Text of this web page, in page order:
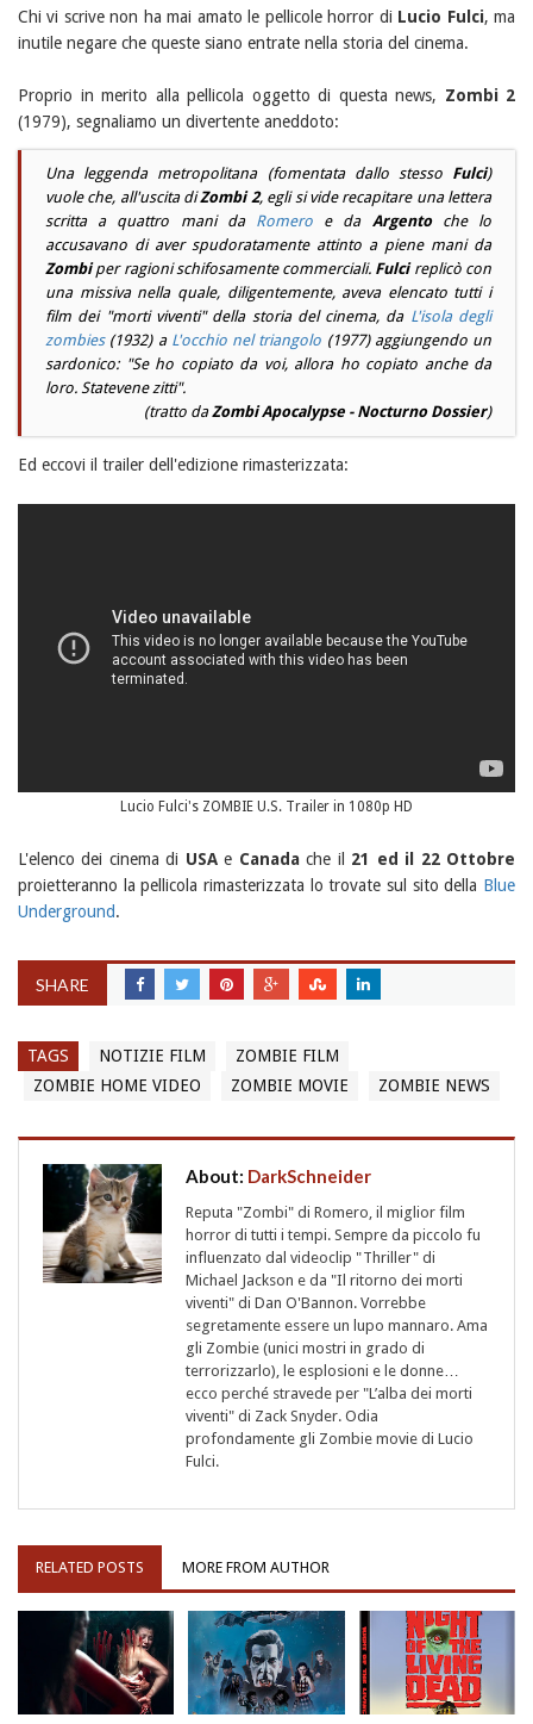
Chi vi scrive non ha mai amato le pellicole horror di Lucio Fulci, ma
inutile negare che queste siano entrate nella storia del cinema.
Proprio in merito alla pellicola oggetto di questa news, Zombi 2
(1979), segnaliamo un divertente aneddoto:
Una leggenda metropolitana (fomentata dallo stesso Fulci)
vuole che, all'uscita diZombi 2, egli si vide recapitare una lettera
scritta a quattro mani da Romero e da Argentoche lo
accusavano di aver spudoratamente attinto a piene mani da
Zombiper ragioni schifosamente commerciali. Fulcireplicò con
una missiva nella quale, diligentemente, aveva elencato tutti i
film dei "morti viventi" della storia del cinema, da L'isola degli
zombies(1932) a L'occhio nel triangolo (1977) aggiungendo un
sardonico: "Se ho copiato da voi, allora ho copiato anche da
loro. Statevene zitti".
(tratto daZombi Apocalypse - Nocturno Dossier)
Ed eccovi il trailer dell'edizione rimasterizzata:
Lucio Fulci's ZOMBIE U.S. Trailer in 1080p HD
L'elenco dei cinema di USAe Canadache il 21 ed il 22 Ottobre
proietteranno la pellicola rimasterizzata lo trovate sul sito della Blue
Underground.
SHARE
TAGS NOTIZIE FILM
ZOMBIE FILM
ZOMBIE HOME VIDEO
ZOMBIE MOVIE ZOMBIE NEWS
About: DarkSchneider
Reputa "Zombi" di Romero, il miglior film
horror di tutti i tempi. Sempre da piccolo fu
influenzato dal videoclip "Thriller" di
Michael Jackson e da "Il ritorno dei morti
viventi" di Dan O'Bannon. Vorrebbe
segretamente essere un lupo mannaro. Ama
gli Zombie (unici mostri in grado di
terrorizzarlo), le esplosioni e le donne…
ecco perché stravede per "L’alba dei morti
viventi" di Zack Snyder. Odia
profondamente gli Zombie movie di Lucio
Fulci.
RELATED POSTS MORE FROM AUTHOR